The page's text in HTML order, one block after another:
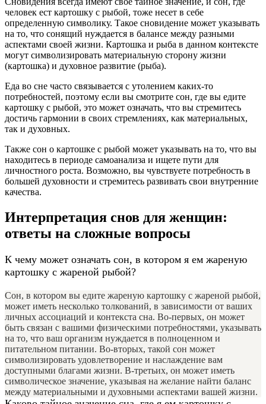
человек ест картошку с рыбой, тоже несет в себе
определенную символику. Такое сновидение может указывать
на то, что сонящий нуждается в балансе между разными
аспектами своей жизни. Картошка и рыба в данном контексте
могут символизировать материальную сторону жизни
(картошка) и духовное развитие (рыба).
Еда во сне часто связывается с утолением каких-то
потребностей, поэтому если вы смотрите сон, где вы едите
картошку с рыбой, это может означать, что вы стремитесь
достичь гармонии в своих стремлениях, как материальных,
так и духовных.
Также сон о картошке с рыбой может указывать на то, что вы
находитесь в периоде самоанализа и ищете пути для
личностного роста. Возможно, вы чувствуете потребность в
большей духовности и стремитесь развивать свои внутренние
качества.
Интерпретация снов для женщин:
ответы на сложные вопросы
К чему может означать сон, в котором я ем жареную
картошку с жареной рыбой?
Сон, в котором вы едите жареную картошку с жареной рыбой,
может иметь несколько толкований, в зависимости от ваших
личных ассоциаций и контекста сна. Во-первых, он может
быть связан с вашими физическими потребностями, указывать
на то, что ваш организм нуждается в полноценном и
питательном питании. Во-вторых, такой сон может
символизировать удовлетворение и наслаждение вам
доступными благами жизни. В-третьих, он может иметь
символическое значение, указывая на желание найти баланс
между материальными и духовными аспектами вашей жизни.